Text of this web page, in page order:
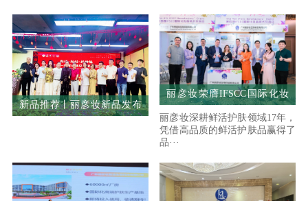
新品推荐丨丽彦妆新品发布
会暨2026年第一季度业绩总
丽彦妆荣膺IFSCC国际化妆
品技术交流日，引领鲜活护
肤品走向全球
丽彦妆深耕鲜活护肤领域17年，
凭借高品质的鲜活护肤品赢得了
品···